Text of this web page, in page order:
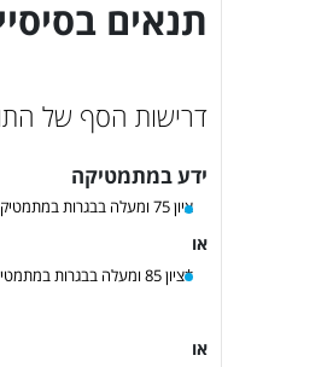
תנאים
דרישות הסף של
ידע במתמטיקה
ציון 75 ומעלה בבגרות במתמטיקה בהיקף של 5 יח"ל
או
*ציון 85 ומעלה בבגרות במתמטיקה בהיקף של 4 יח"ל
או